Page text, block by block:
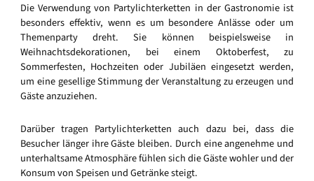
Die Verwendung von Partylichterketten in der Gastronomie ist
besonders effektiv, wenn es um besondere Anlässe oder um
Themenparty dreht. Sie können beispielsweise in
Weihnachtsdekorationen, bei einem Oktoberfest, zu
Sommerfesten, Hochzeiten oder Jubiläen eingesetzt werden,
um eine gesellige Stimmung der Veranstaltung zu erzeugen und
Gäste anzuziehen.
Darüber tragen Partylichterketten auch dazu bei, dass die
Besucher länger ihre Gäste bleiben. Durch eine angenehme und
unterhaltsame Atmosphäre fühlen sich die Gäste wohler und der
Konsum von Speisen und Getränke steigt.